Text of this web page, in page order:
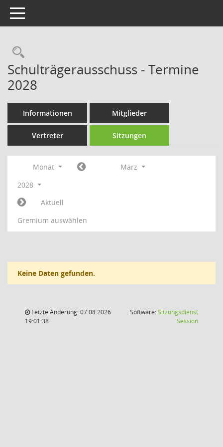
Toggle navigation
Rechercheauswahl
Schulträgerausschuss - Termine
2028
Informationen Mitglieder
Vertreter Sitzungen
Monat
März
2028
Aktuell
Gremium auswählen
Keine Daten gefunden.
Letzte Änderung: 07.08.2026
19:01:38
Software:Sitzungsdienst
Session(Wird in